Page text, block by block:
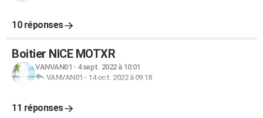
10 réponses
Boitier NICE MOTXR
VANVAN01 - 4 sept. 2022 à 10:01
VANVAN01 - 14 oct. 2022 à 09:18
11 réponses